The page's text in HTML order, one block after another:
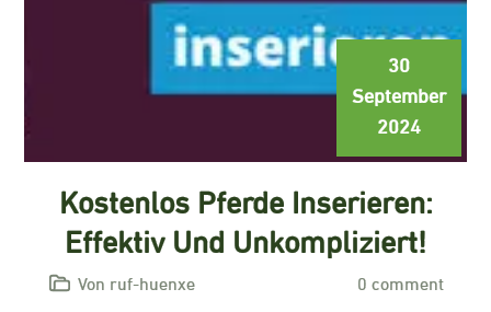
30
September
2024
Kostenlos Pferde Inserieren:
Effektiv Und Unkompliziert!
Von ruf-huenxe
0 comment